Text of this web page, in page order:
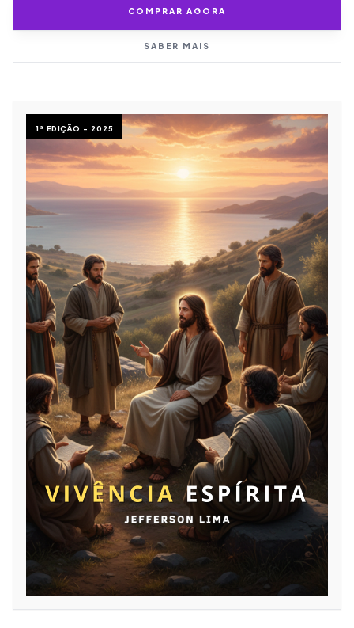
COMPRAR AGORA
SABER MAIS
1ª EDIÇÃO - 2025